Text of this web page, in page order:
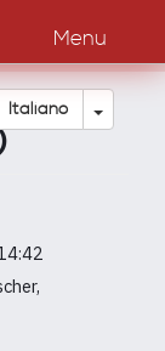
Menu
Italiano Toggle